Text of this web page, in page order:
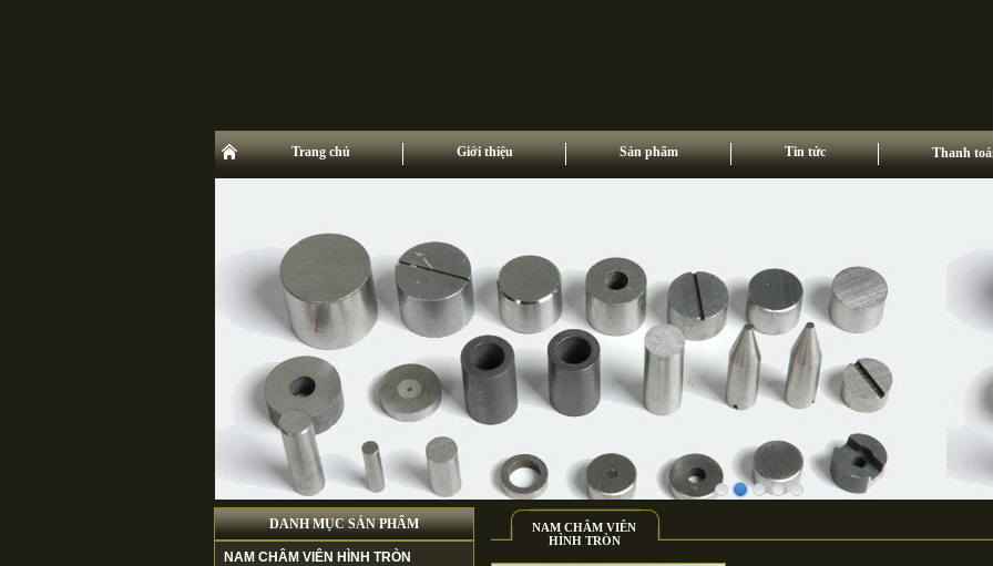
Trang chủ Giới thiệu Sản phẩm Tin tức Thanh
DANH MỤC SẢN PHẨM
NAM CHÂM VIÊN HÌNH TRÒN
NAM CHÂM VIÊN
HÌNH TRÒN